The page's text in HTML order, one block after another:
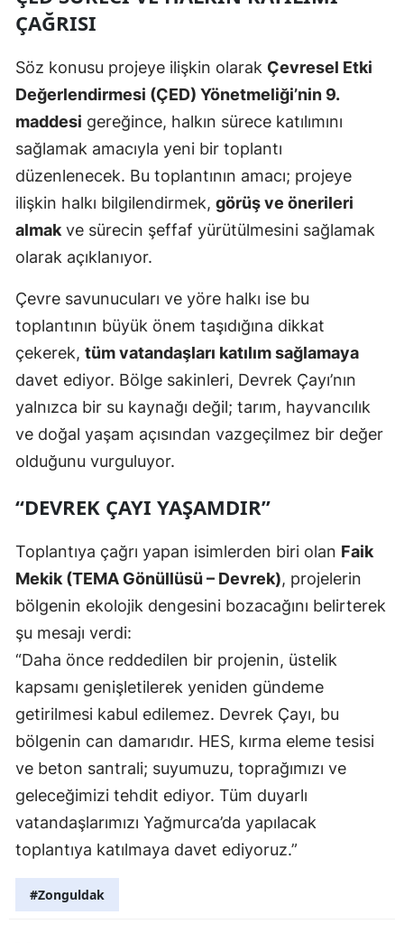
ÇAĞRISI
Söz konusu projeye ilişkin olarak Çevresel Etki
Değerlendirmesi (ÇED) Yönetmeliği’nin 9.
maddesi gereğince, halkın sürece katılımını
sağlamak amacıyla yeni bir toplantı
düzenlenecek. Bu toplantının amacı; projeye
ilişkin halkı bilgilendirmek, görüş ve önerileri
almakve sürecin şeffaf yürütülmesini sağlamak
olarak açıklanıyor.
Çevre savunucuları ve yöre halkı ise bu
toplantının büyük önem taşıdığına dikkat
çekerek, tüm vatandaşları katılım sağlamaya
davet ediyor. Bölge sakinleri, Devrek Çayı’nın
yalnızca bir su kaynağı değil; tarım, hayvancılık
ve doğal yaşam açısından vazgeçilmez bir değer
olduğunu vurguluyor.
“DEVREK ÇAYI YAŞAMDIR”
Toplantıya çağrı yapan isimlerden biri olan Faik
Mekik (TEMA Gönüllüsü – Devrek), projelerin
bölgenin ekolojik dengesini bozacağını belirterek
şu mesajı verdi:
“Daha önce reddedilen bir projenin, üstelik
kapsamı genişletilerek yeniden gündeme
getirilmesi kabul edilemez. Devrek Çayı, bu
bölgenin can damarıdır. HES, kırma eleme tesisi
ve beton santrali; suyumuzu, toprağımızı ve
geleceğimizi tehdit ediyor. Tüm duyarlı
vatandaşlarımızı Yağmurca’da yapılacak
toplantıya katılmaya davet ediyoruz.”
#Zonguldak